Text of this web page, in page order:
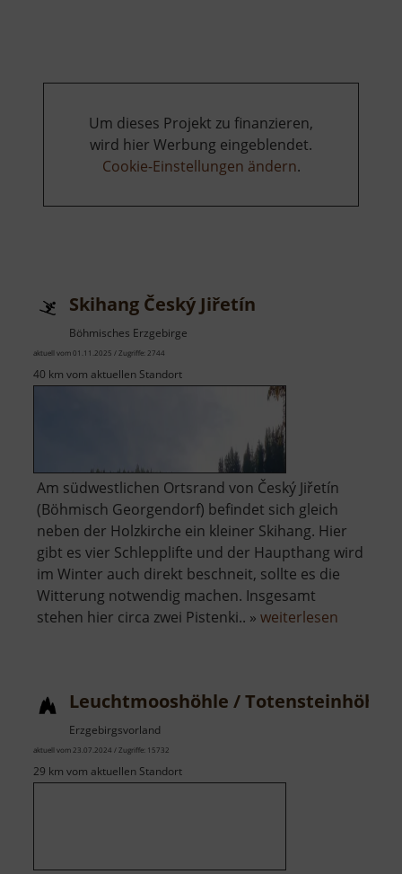
Um dieses Projekt zu finanzieren,
wird hier Werbung eingeblendet.
Cookie-Einstellungen ändern.
Skihang Český Jiřetín
Böhmisches Erzgebirge
aktuell vom 01.11.2025 / Zugriffe: 2744
40 km vom aktuellen Standort
Am südwestlichen Ortsrand von Český Jiřetín
(Böhmisch Georgendorf) befindet sich gleich
neben der Holzkirche ein kleiner Skihang. Hier
gibt es vier Schlepplifte und der Haupthang wird
im Winter auch direkt beschneit, sollte es die
Witterung notwendig machen. Insgesamt
stehen hier circa zwei Pistenki.. » weiterlesen
Leuchtmooshöhle / Totensteinhöhle
Erzgebirgsvorland
aktuell vom 23.07.2024 / Zugriffe: 15732
29 km vom aktuellen Standort